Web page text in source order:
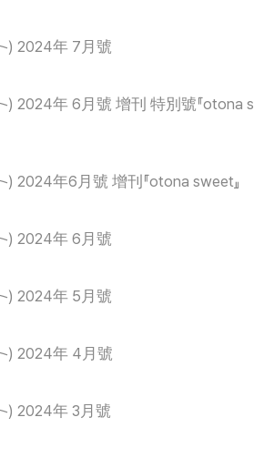
) 2024年 7月號
) 2024年 6月號 增刊 特別號『otona s
) 2024年6月號 增刊『otona sweet』
) 2024年 6月號
) 2024年 5月號
) 2024年 4月號
) 2024年 3月號